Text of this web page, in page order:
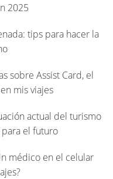
2025
tips para hacer la
sobre Assist Card, el
mis viajes
actual del turismo
el futuro
médico en el celular